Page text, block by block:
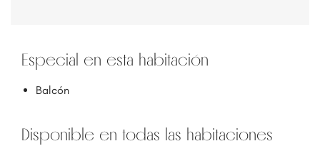
Especial en esta habitación
Balcón
Disponible en todas las habitaciones